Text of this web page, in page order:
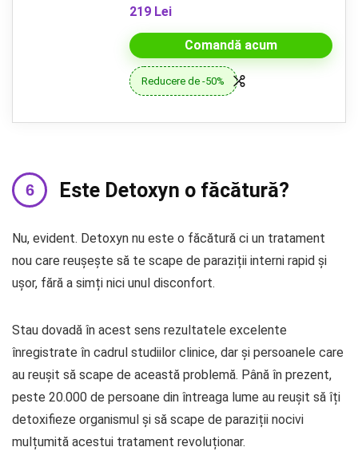
219 Lei
Comandă acum
Reducere de -50%
Este Detoxyn o făcătură?
Nu, evident. Detoxyn nu este o făcătură ci un tratament
nou care reușește să te scape de paraziții interni rapid și
ușor, fără a simți nici unul disconfort.
Stau dovadă în acest sens rezultatele excelente
înregistrate în cadrul studiilor clinice, dar și persoanele care
au reușit să scape de această problemă. Până în prezent,
peste 20.000 de persoane din întreaga lume au reușit să îți
detoxifieze organismul și să scape de paraziții nocivi
mulțumită acestui tratament revoluționar.